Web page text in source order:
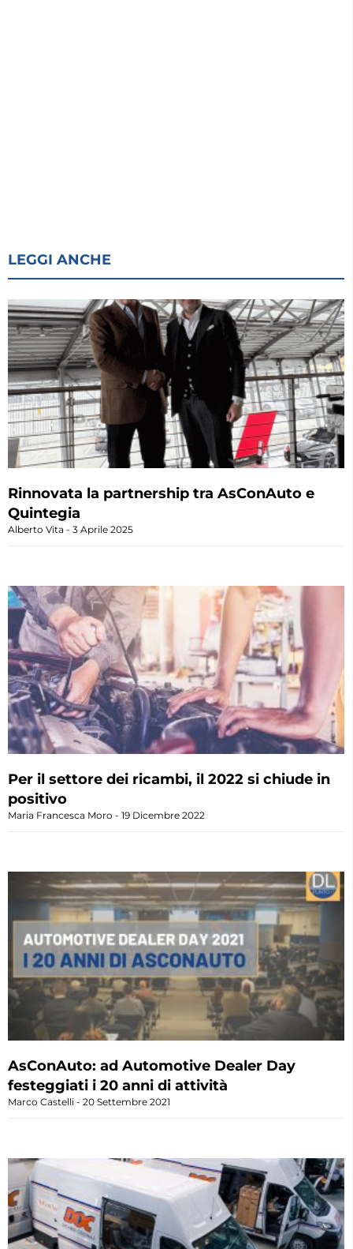
LEGGI ANCHE
Rinnovata la partnership tra AsConAuto e
Quintegia
Alberto Vita 3 Aprile 2025
Per il settore dei ricambi, il 2022 si chiude in
positivo
Maria Francesca Moro 19 Dicembre 2022
AsConAuto: ad Automotive Dealer Day
festeggiati i 20 anni di attività
Marco Castelli 20 Settembre 2021